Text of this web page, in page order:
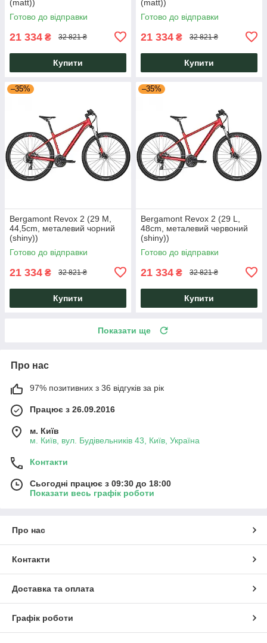
(matt))
Готово до відправки
21 334 ₴ 32 821 ₴
Купити
(matt))
Готово до відправки
21 334 ₴ 32 821 ₴
Купити
–35%
Bergamont Revox 2 (29 M,
44,5cm, металевий чорний
(shiny))
Готово до відправки
21 334 ₴ 32 821 ₴
Купити
–35%
Bergamont Revox 2 (29 L,
48cm, металевий червоний
(shiny))
Готово до відправки
21 334 ₴ 32 821 ₴
Купити
Показати ще
Про нас
97% позитивних з 36 відгуків за рік
Працює з 26.09.2016
м. Київ
м. Київ, вул. Будівельників 43, Київ, Україна
Контакти
Сьогодні працює з 09:30 до 18:00
Показати весь графік роботи
Про нас
Контакти
Доставка та оплата
Графік роботи